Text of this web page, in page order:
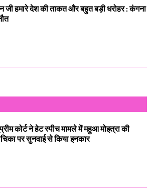
जी हमारे देश की ताकत और बहुत बड़ी धरोहर : कंगना
कोर्ट ने हेट स्पीच मामले में महुआ मोइत्रा की
पर सुनवाई से किया इनकार